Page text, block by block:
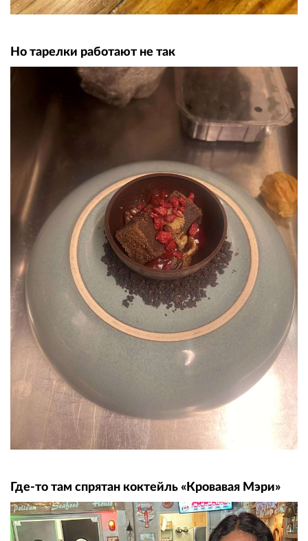
Но тарелки работают не так
Где-то там спрятан коктейль «Кровавая Мэри»